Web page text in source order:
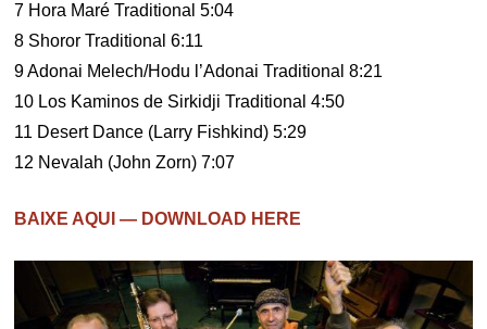
7 Hora Maré Traditional 5:04
8 Shoror Traditional 6:11
9 Adonai Melech/Hodu l’Adonai Traditional 8:21
10 Los Kaminos de Sirkidji Traditional 4:50
11 Desert Dance (Larry Fishkind) 5:29
12 Nevalah (John Zorn) 7:07
BAIXE AQUI — DOWNLOAD HERE